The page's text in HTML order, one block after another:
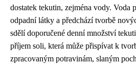
dostatek tekutin, zejména vody. Voda
odpadní látky a předchází tvorbě
sdělí doporučené denní množství
příjem soli, která může přispívat k
zpracovaným potravinám, slaným